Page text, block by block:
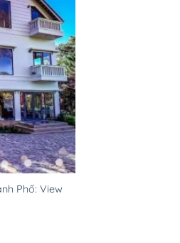
Phố: View